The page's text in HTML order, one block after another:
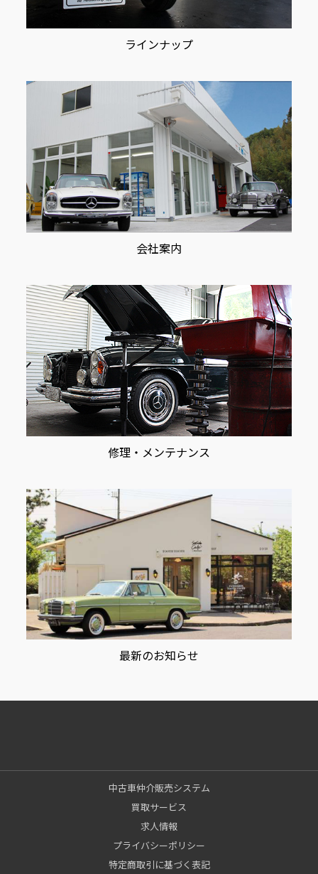
ラインナップ
会社案内
修理・メンテナンス
最新のお知らせ
中古車仲介販売システム
買取サービス
求人情報
プライバシーポリシー
特定商取引に基づく表記